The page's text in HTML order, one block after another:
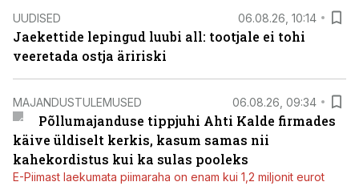
UUDISED 06.08.26, 10:14
Jaekettide lepingud luubi all: tootjale ei tohi
veeretada ostja äririski
MAJANDUSTULEMUSED 06.08.26, 09:34
Põllumajanduse tippjuhi Ahti Kalde firmades
käive üldiselt kerkis, kasum samas nii
kahekordistus kui ka sulas pooleks
E-Piimast laekumata piimaraha on enam kui 1,2 miljonit eurot